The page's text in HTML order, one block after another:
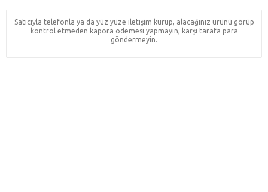
Satıcıyla telefonla ya da yüz yüze iletişim kurup, alacağınız ürünü görüp
kontrol etmeden kapora ödemesi yapmayın, karşı tarafa para
göndermeyin.